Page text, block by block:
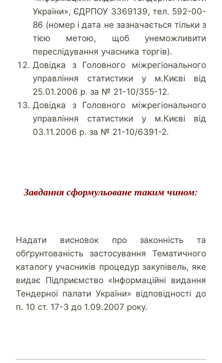
України», ЄДРПОУ 3369139, тел. 592-00-
86 (номер і дата не зазначається тільки з
тією метою, щоб унеможливити
переслідування учасника торгів).
Довідка з Головного міжрегіонального
управління статистики у м.Києві від
25.01.2006 р. за № 21-10/355-12.
Довідка з Головного міжрегіонального
управління статистики у м.Києві від
03.11.2006 р. за № 21-10/6391-2.
Завдання сформульоване таким чином:
Надати висновок про законність та
обґрунтованість застосування Тематичного
каталогу учасників процедур закупівель, яке
видає Підприємство «Інформаційні видання
Тендерної палати України» відповідності до
п. 10 ст. 17-3 до 1.09.2007 року.